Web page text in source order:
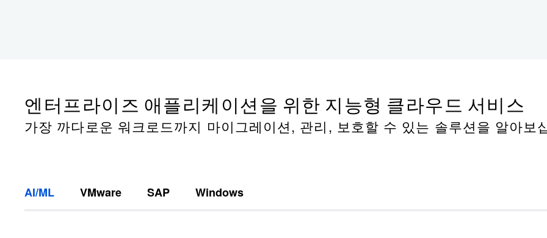
엔터프라이즈 애플리케이션을 위한 지능형 클라우드 서비스
가장 까다로운 워크로드까지 마이그레이션, 관리, 보호할 수 있는 솔루션을 알아보
AI/ML VMware SAP Windows